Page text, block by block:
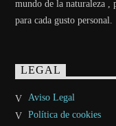
mundo de la naturaleza ,
para cada gusto personal.
LEGAL
Aviso Legal
Política de cookies